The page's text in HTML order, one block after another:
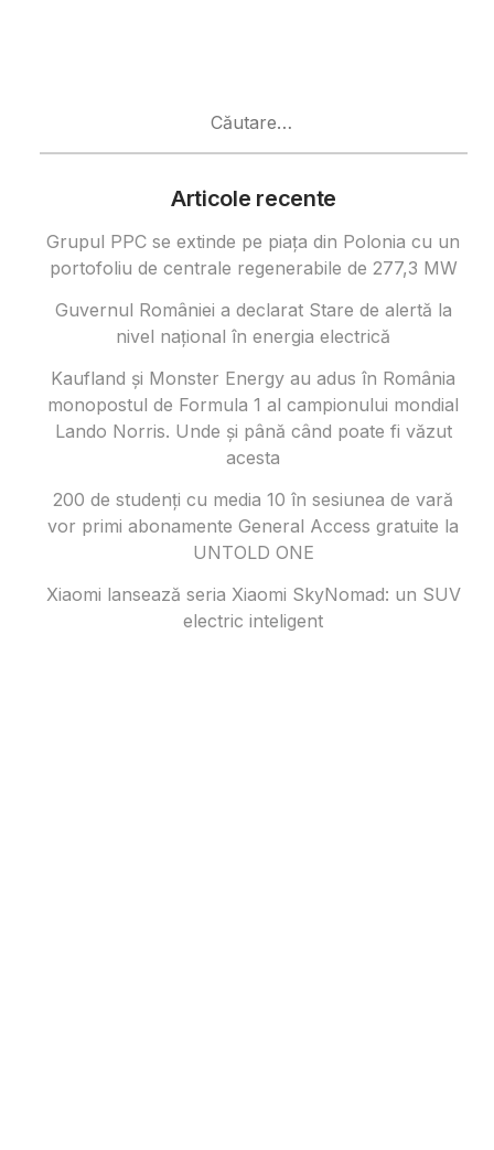
Articole recente
Grupul PPC se extinde pe piața din Polonia cu un
portofoliu de centrale regenerabile de 277,3 MW
Guvernul României a declarat Stare de alertă la
nivel național în energia electrică
Kaufland și Monster Energy au adus în România
monopostul de Formula 1 al campionului mondial
Lando Norris. Unde și până când poate fi văzut
acesta
200 de studenți cu media 10 în sesiunea de vară
vor primi abonamente General Access gratuite la
UNTOLD ONE
Xiaomi lansează seria Xiaomi SkyNomad: un SUV
electric inteligent